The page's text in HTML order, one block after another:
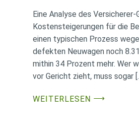
Eine Analyse des
Kostensteigerungen für die
einen typischen Prozess
defekten Neuwagen noch
mithin 34 Prozent mehr. Wer
vor Gericht zieht, muss sogar
WEITERLESEN ⟶